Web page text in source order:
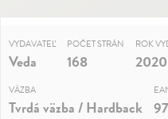
VYDAVATEĽ
Veda
POČET STRÁN
168
ROK
2020
VÄZBA
Tvrdá väzba / Hardback